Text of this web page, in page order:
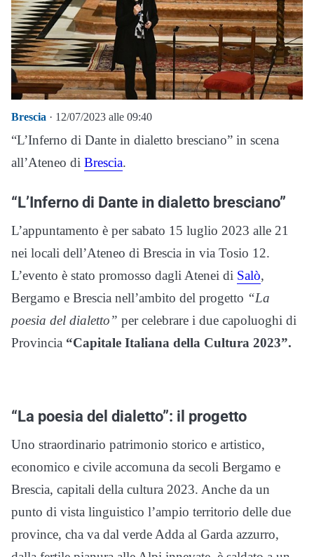
Brescia · 12/07/2023 alle 09:40
“L’Inferno di Dante in dialetto bresciano” in scena
all’Ateneo di Brescia.
“L’Inferno di Dante in dialetto bresciano”
L’appuntamento è per sabato 15 luglio 2023 alle 21
nei locali dell’Ateneo di Brescia in via Tosio 12.
L’evento è stato promosso dagli Atenei di Salò,
Bergamo e Brescia nell’ambito del progetto “La
poesia del dialetto” per celebrare i due capoluoghi di
Provincia “Capitale Italiana della Cultura 2023”.
“La poesia del dialetto”: il progetto
Uno straordinario patrimonio storico e artistico,
economico e civile accomuna da secoli Bergamo e
Brescia, capitali della cultura 2023. Anche da un
punto di vista linguistico l’ampio territorio delle due
province, cha va dal verde Adda al Garda azzurro,